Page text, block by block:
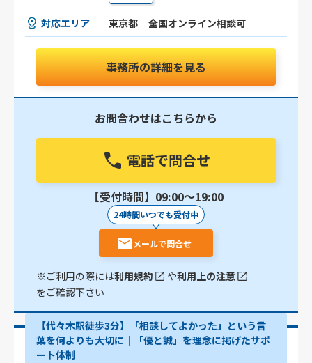
対応エリア 東京都 全国オンライン相談可
事務所の詳細を見る
お問合わせはこちらから
電話で問合せ
【受付時間】09:00〜19:00
24時間いつでも受付中
メールで問合せ
※ご利用の際には利用規約 や利用上の注意
をご確認下さい
【代々木駅徒歩3分】「相談してよかった」という言
葉を何よりも大切に｜「優と誠」を理念に掲げたサポ
ート体制